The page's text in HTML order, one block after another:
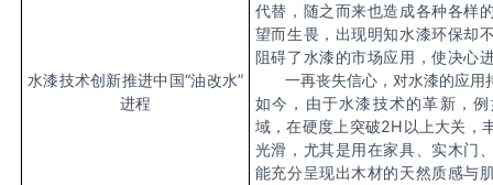
水漆技术创新推进中国“油改水”
进程
代替，随之而来也造成各种各样
望而生畏，出现明知水漆环保却
阻碍了水漆的市场应用，使决心
一再丧失信心，对水漆的应用
如今，由于水漆技术的革新，
域，在硬度上突破2H以上大关，
光滑，尤其是用在家具、实木门
能充分呈现出木材的天然质感与